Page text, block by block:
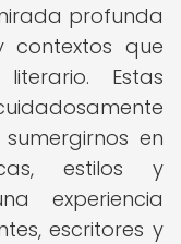
profunda
que
Estas
en
estilos y
experiencia
escritores y